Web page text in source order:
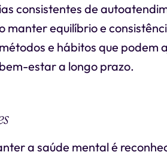
consistentes de
manter equilíbrio e
e hábitos que
estar a longo prazo.
a saúde mental é